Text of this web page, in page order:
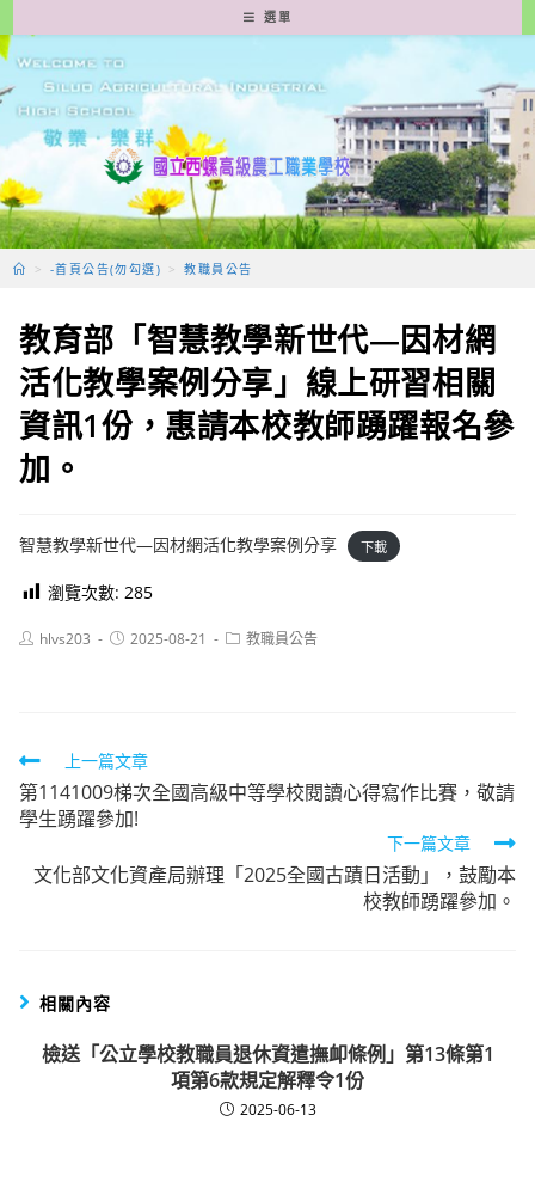
轉
至
要
容
選單
> -首頁公告(勿勾選) > 教職員公告
教育部「智慧教學新世代—因材網
活化教學案例分享」線上研習相關
資訊1份，惠請本校教師踴躍報名參
加。
智慧教學新世代—因材網活化教學案例分享 下載
瀏覽次數: 285
Posthlvs203
Post2025-08-21
Post教職員公告
Read
more
articles
上一篇文章
第1141009梯次全國高級中等學校閱讀心得寫作比賽，敬請
學生踴躍參加!
下一篇文章
文化部文化資產局辦理「2025全國古蹟日活動」，鼓勵本
校教師踴躍參加。
相關內容
檢送「公立學校教職員退休資遣撫卹條例」第13條第1
項第6款規定解釋令1份
2025-06-13